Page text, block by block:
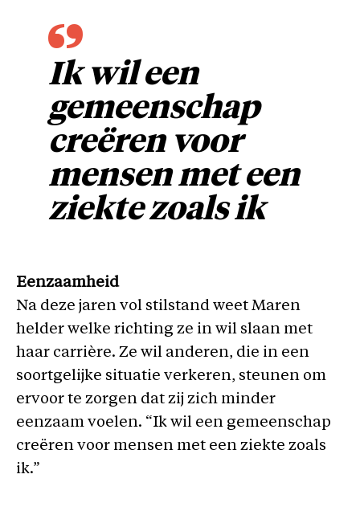
Ik wil een
gemeenschap
creëren voor
mensen met een
ziekte zoals ik
Eenzaamheid
Na deze jaren vol stilstand weet Maren
helder welke richting ze in wil slaan met
haar carrière. Ze wil anderen, die in een
soortgelijke situatie verkeren, steunen om
ervoor te zorgen dat zij zich minder
eenzaam voelen. “Ik wil een gemeenschap
creëren voor mensen met een ziekte zoals
ik.”